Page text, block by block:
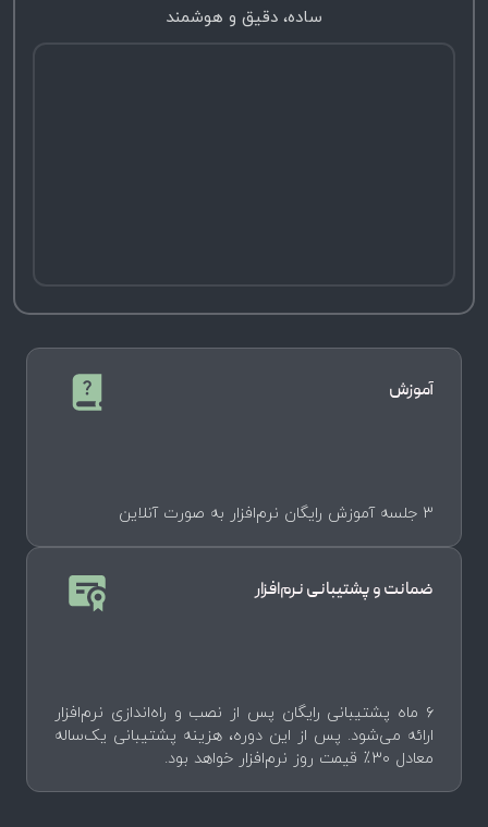
ساده، دقیق و هوشمند
آموزش
۳ جلسه آموزش رایگان نرم‌افزار به صورت آنلاین
ضمانت و پشتیبانی نرم‌افزار
۶ ماه پشتیبانی رایگان پس از نصب و راه‌اندازی نرم‌افزار
ارائه می‌شود. پس از این دوره، هزینه پشتیبانی یک‌ساله
معادل ۳۰٪ قیمت روز نرم‌افزار خواهد بود.